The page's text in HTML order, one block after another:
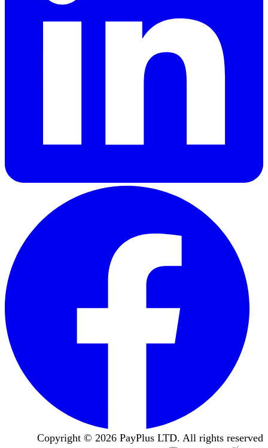
Copyright © 2026 PayPlus LTD. All rights reserved